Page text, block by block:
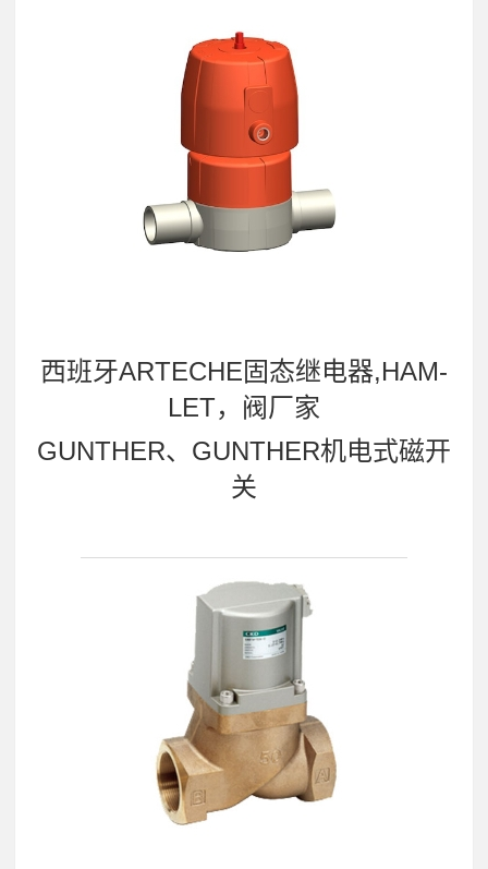
西班牙ARTECHE固态继电器,HAM-
LET，阀厂家
GUNTHER、GUNTHER机电式磁开
关